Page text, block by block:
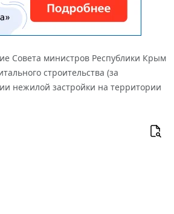
Совета министров Республики Крым
строительства (за
нежилой застройки на территории